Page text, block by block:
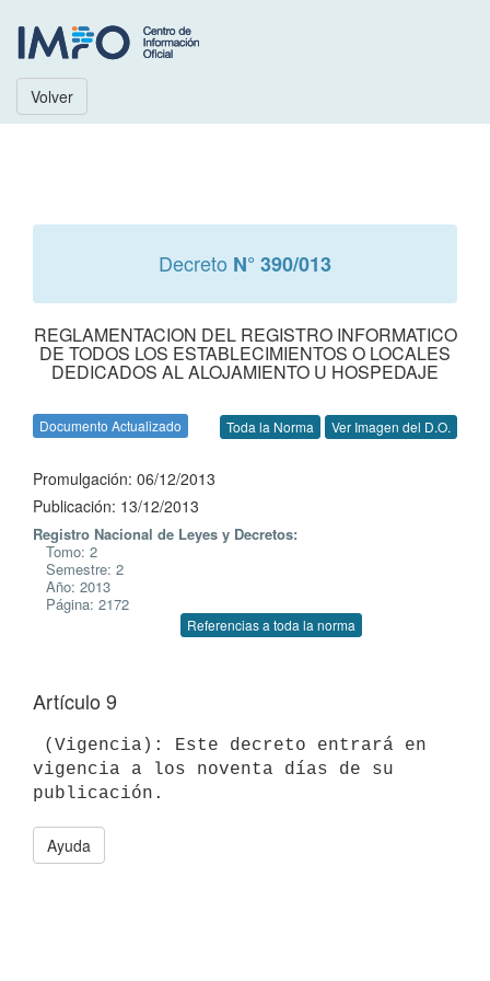
Volver
Decreto N° 390/013
REGLAMENTACION DEL REGISTRO INFORMATICO
DE TODOS LOS ESTABLECIMIENTOS O LOCALES
DEDICADOS AL ALOJAMIENTO U HOSPEDAJE
Documento Actualizado Toda la Norma Ver Imagen del D.O.
Promulgación: 06/12/2013
Publicación: 13/12/2013
Registro Nacional de Leyes y Decretos:
Tomo: 2
Semestre: 2
Año: 2013
Página: 2172
Referencias a toda la norma
Artículo 9
vigencia a los noventa días de su
Ayuda